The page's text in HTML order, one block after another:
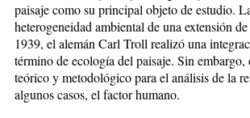
paisaje como su principal objeto de estudio.
heterogeneidad ambiental de una extensión
1939, el alemán Carl Troll realizó una
término de ecología del paisaje. Sin
teórico y metodológico para el análisis de la
algunos casos, el factor humano.